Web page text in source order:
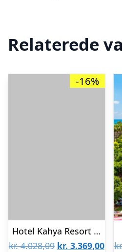
Relaterede
-16%
Hotel Kahya Resort Aqua
kr.4.028,09 Den
kr. 3.369,00Den